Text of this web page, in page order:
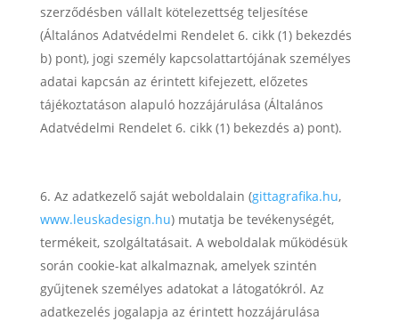
szerződésben vállalt kötelezettség teljesítése
(Általános Adatvédelmi Rendelet 6. cikk (1) bekezdés
b) pont), jogi személy kapcsolattartójának személyes
adatai kapcsán az érintett kifejezett, előzetes
tájékoztatáson alapuló hozzájárulása (Általános
Adatvédelmi Rendelet 6. cikk (1) bekezdés a) pont).
Az adatkezelő saját weboldalain (gittagrafika.hu,
www.leuskadesign.hu) mutatja be tevékenységét,
termékeit, szolgáltatásait. A weboldalak működésük
során cookie-kat alkalmaznak, amelyek szintén
gyűjtenek személyes adatokat a látogatókról. Az
adatkezelés jogalapja az érintett hozzájárulása